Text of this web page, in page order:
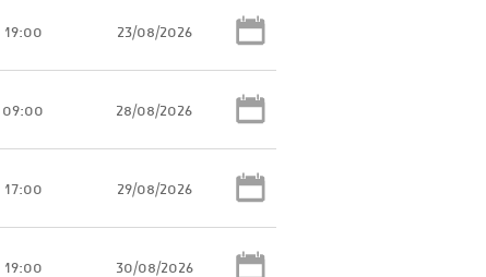
23/08/2026
19:00
28/08/2026
09:00
29/08/2026
17:00
30/08/2026
19:00